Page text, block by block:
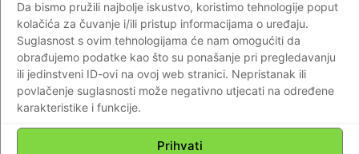
Da bismo pružili najbolje iskustvo, koristimo tehnologije poput
kolačića za čuvanje i/ili pristup informacijama o uređaju.
Suglasnost s ovim tehnologijama će nam omogućiti da
obrađujemo podatke kao što su ponašanje pri pregledavanju
ili jedinstveni ID-ovi na ovoj web stranici. Nepristanak ili
povlačenje suglasnosti može negativno utjecati na određene
karakteristike i funkcije.
Prihvati
Impressum Kontaktirajte nas Pravila o privatnosti
© Newspaper WordPress Theme by TagDiv